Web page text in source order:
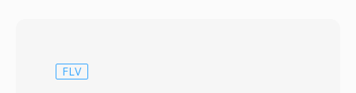
ーバーレイとしてのDVD字幕ストリーム、メニ
FLV